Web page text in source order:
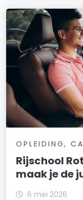
OPLEIDING,
Rijschool
maak je de
6 mei 2026